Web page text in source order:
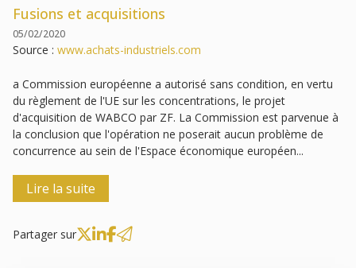
Fusions et acquisitions
05/02/2020
Source : www.achats-industriels.com
a Commission européenne a autorisé sans condition, en vertu
du règlement de l'UE sur les concentrations, le projet
d'acquisition de WABCO par ZF. La Commission est parvenue à
la conclusion que l'opération ne poserait aucun problème de
concurrence au sein de l'Espace économique européen...
Lire la suite
Partager sur